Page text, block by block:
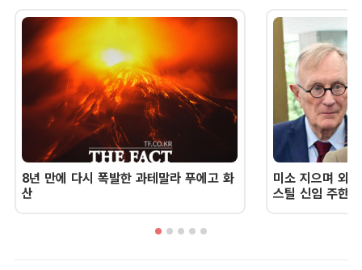
8년 만에 다시 폭발한 과테말라 푸에고 화
산
미소 지으며 외
스틸 신임 주한